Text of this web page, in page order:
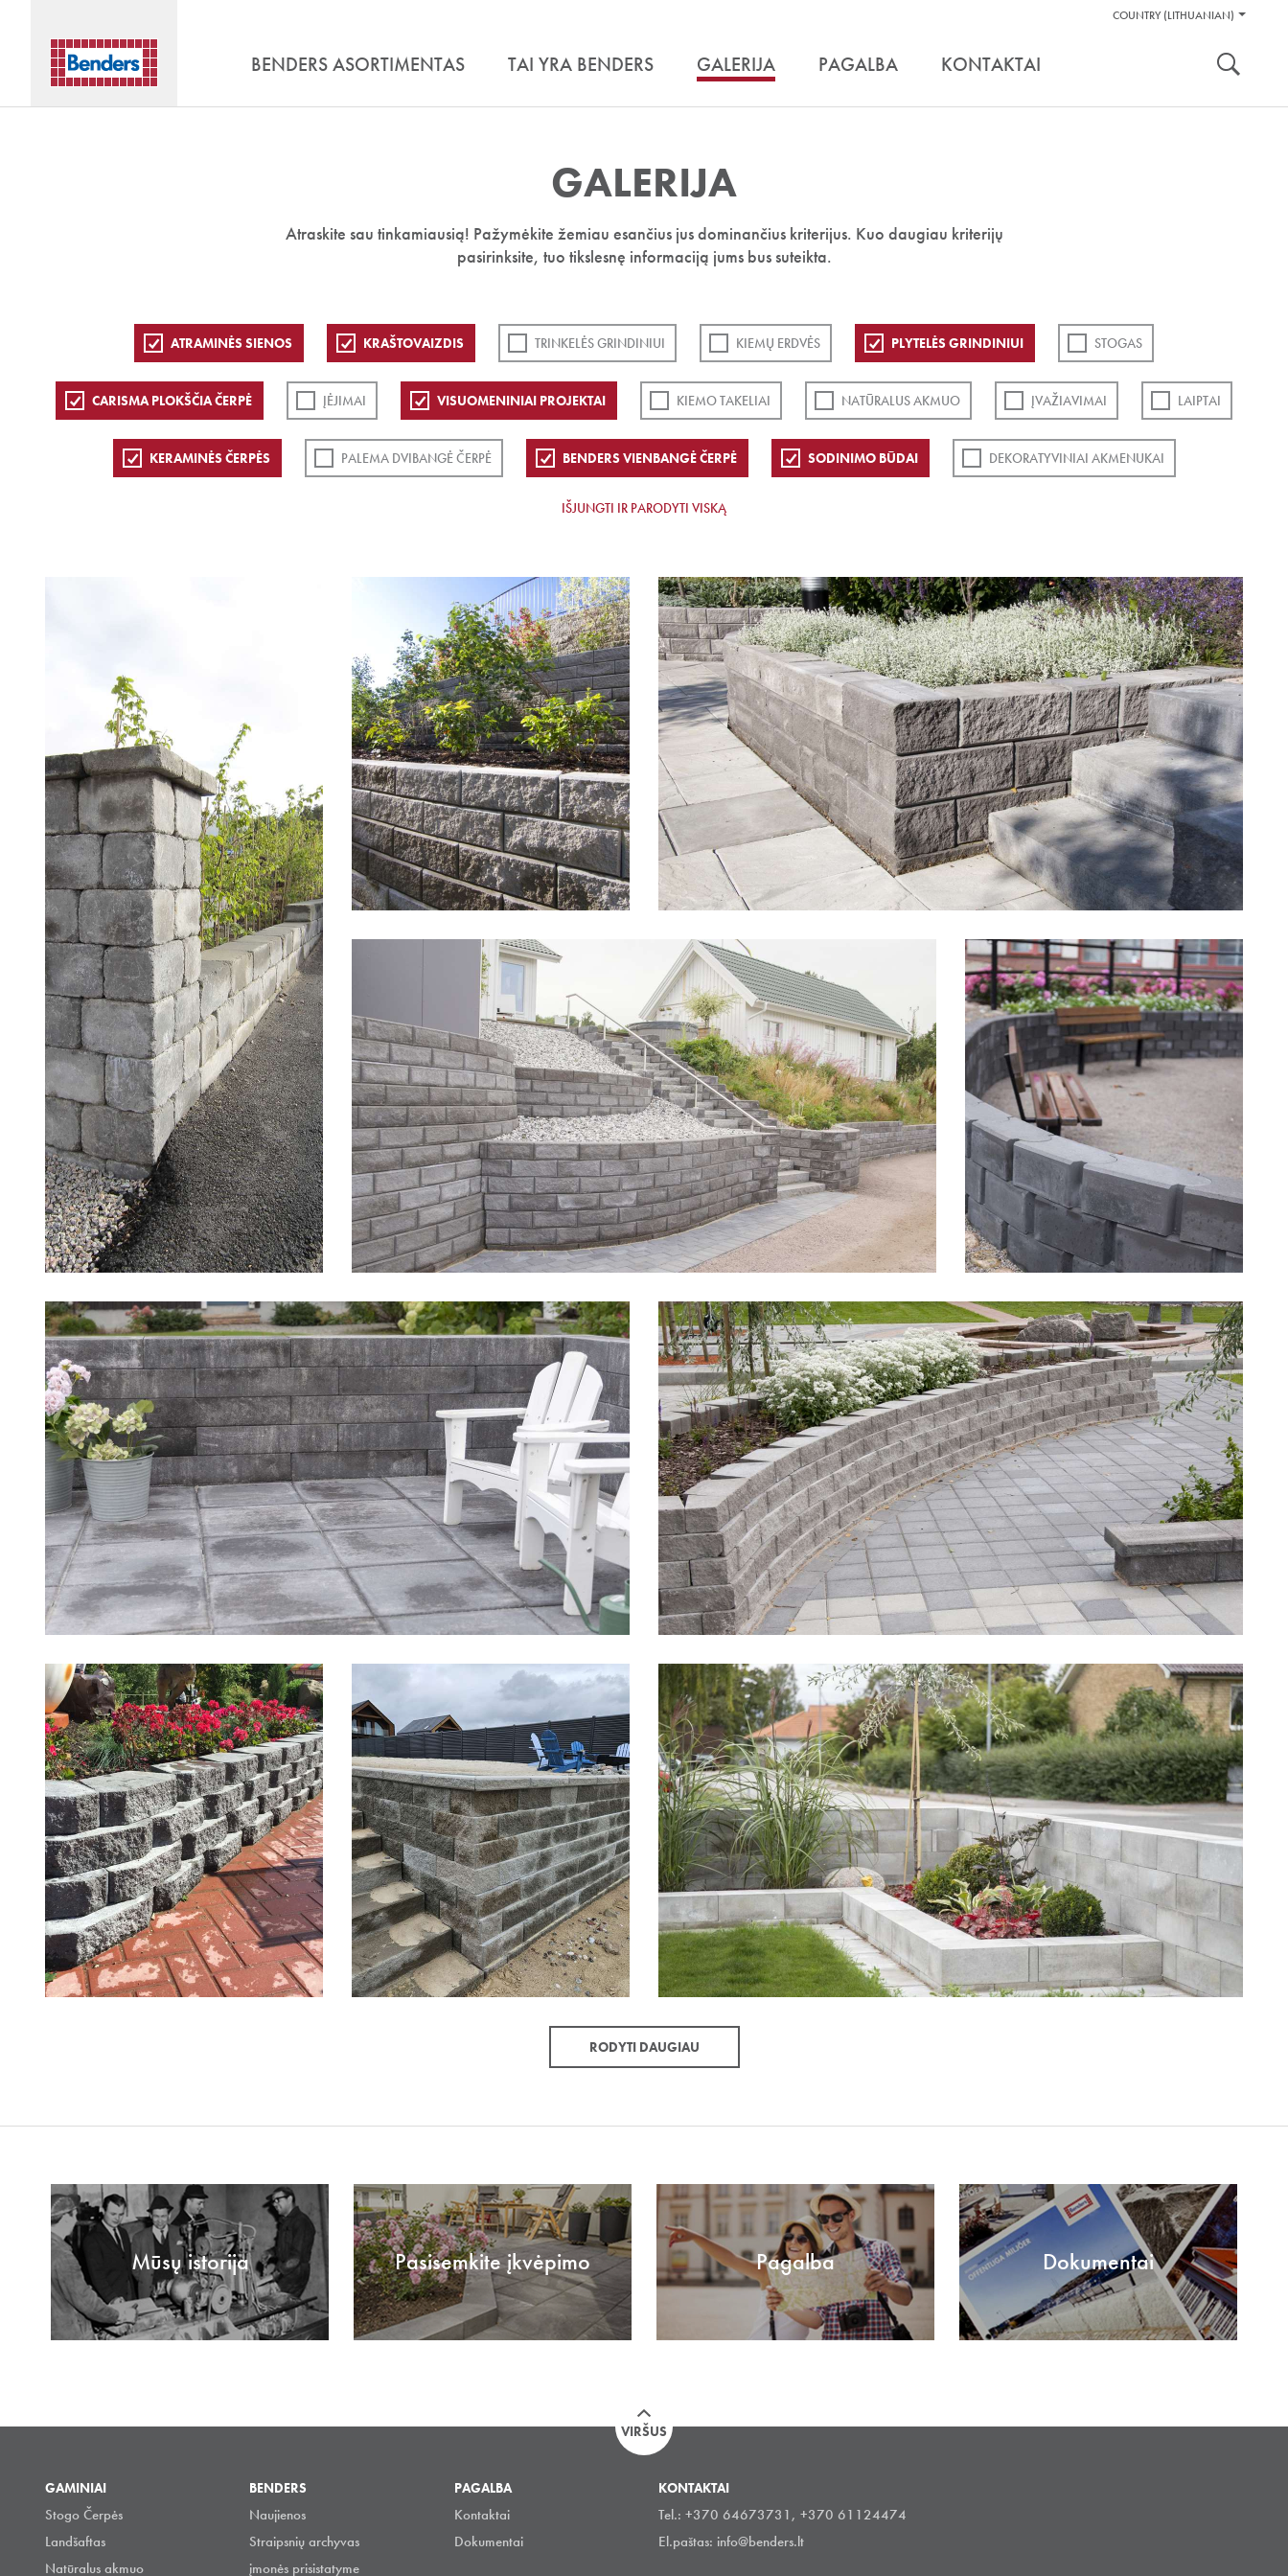
Pagalbos
COUNTRY (LITHUANIAN)
BENDERS ASORTIMENTAS TAI YRA BENDERS GALERIJA PAGALBA KONTAKTAI
GALERIJA
Atraskite sau tinkamiausią! Pažymėkite žemiau esančius jus dominančius kriterijus. Kuo daugiau kriterijų
pasirinksite, tuo tikslesnę informaciją jums bus suteikta.
ATRAMINĖS SIENOS KRAŠTOVAIZDIS TRINKELĖS GRINDINIUI KIEMŲ ERDVĖS PLYTELĖS GRINDINIUI STOGAS
CARISMA PLOKŠČIA ČERPĖ ĮĖJIMAI VISUOMENINIAI PROJEKTAI KIEMO TAKELIAI NATŪRALUS AKMUO ĮVAŽIAVIMAI LAIPTAI
KERAMINĖS ČERPĖS PALEMA DVIBANGĖ ČERPĖ BENDERS VIENBANGĖ ČERPĖ SODINIMO BŪDAI DEKORATYVINIAI AKMENUKAI
IŠJUNGTI IR PARODYTI VISKĄ
RODYTI DAUGIAU
Mūsų istorija Pasisemkite įkvėpimo Pagalba Dokumentai
VIRŠUS
GAMINIAI
Stogo Čerpės
Landšaftas
Natūralus akmuo
BENDERS
Naujienos
Straipsnių archyvas
įmonės prisistatyme
PAGALBA
Kontaktai
Dokumentai
KONTAKTAI
Tel.: +370 64673731, +370 61124474
El.paštas: info@benders.lt